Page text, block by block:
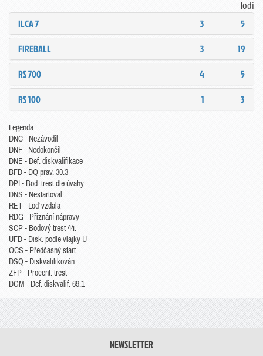
lodí
ILCA 7 3
5
FIREBALL
3
19
RS 700
4
5
RS 100
1 3
Legenda
DNC - Nezávodil
DNF - Nedokončil
DNE - Def. diskvalifikace
BFD - DQ prav. 30.3
DPI - Bod. trest dle úvahy
DNS - Nestartoval
RET - Loď vzdala
RDG - Přiznání nápravy
SCP - Bodový trest 44.
UFD - Disk. podle vlajky U
OCS - Předčasný start
DSQ - Diskvalifikován
ZFP - Procent. trest
DGM - Def. diskvalif. 69.1
NEWSLETTER